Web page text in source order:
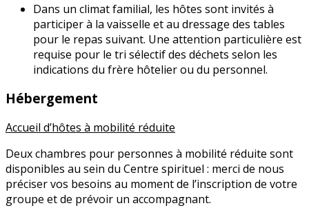
Dans un climat familial, les hôtes sont invités à
participer à la vaisselle et au dressage des tables
pour le repas suivant. Une attention particulière est
requise pour le tri sélectif des déchets selon les
indications du frère hôtelier ou du personnel.
Hébergement
Accueil d’hôtes à mobilité réduite
Deux chambres pour personnes à mobilité réduite sont
disponibles au sein du Centre spirituel : merci de nous
préciser vos besoins au moment de l’inscription de votre
groupe et de prévoir un accompagnant.